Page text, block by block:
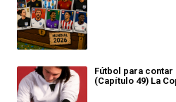
Fútbol para contar
(Capítulo 49) La